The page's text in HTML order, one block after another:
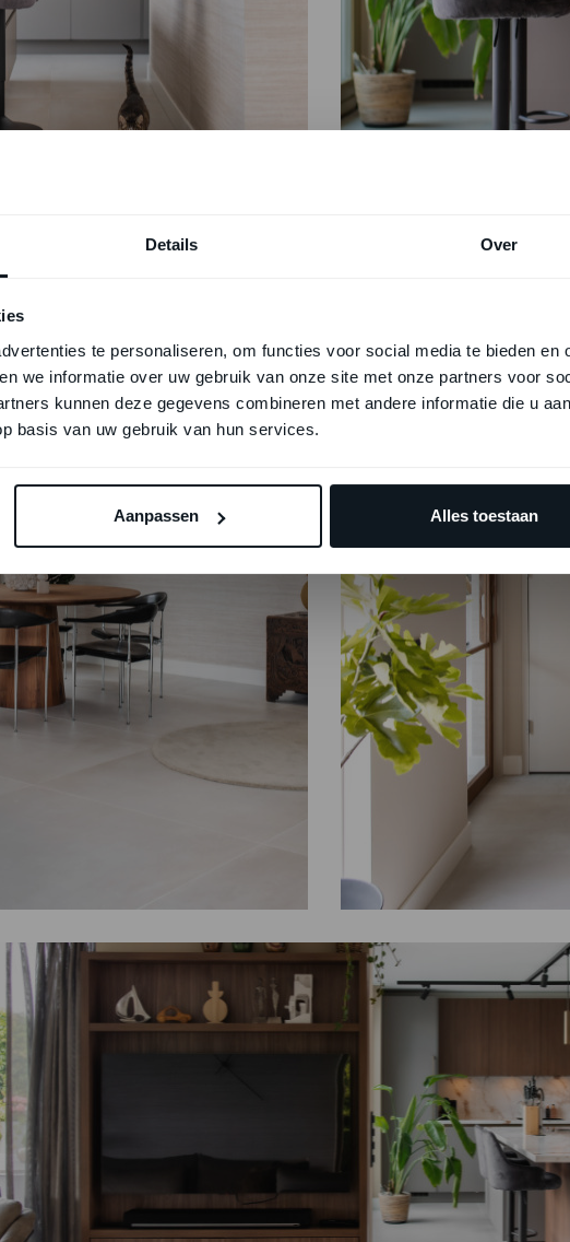
Details Over
te personaliseren, om functies voor social media te bieden en
we informatie over uw gebruik van onze site met onze partners voor
kunnen deze gegevens combineren met andere informatie die u
basis van uw gebruik van hun services.
Aanpassen Alles toestaan